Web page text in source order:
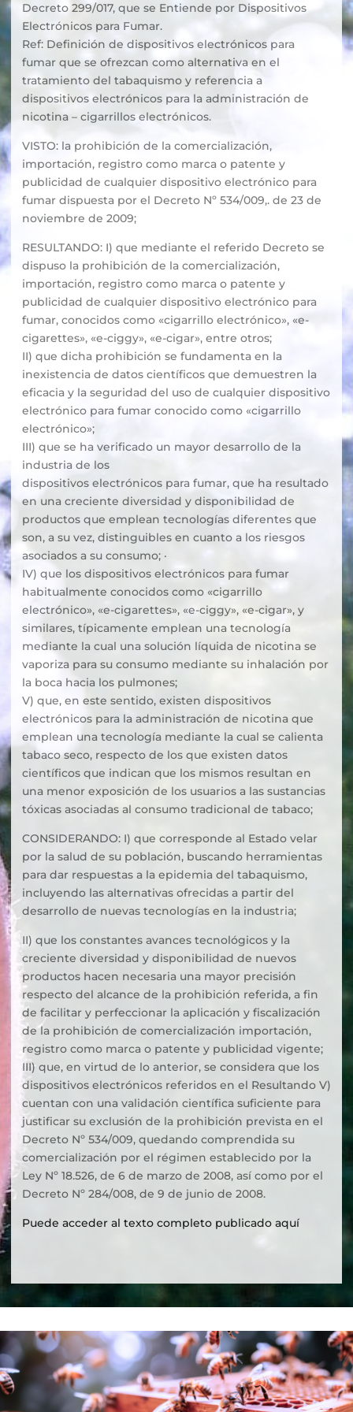
Decreto 299/017, que se Entiende por Dispositivos
Electrónicos para Fumar.
Ref: Definición de dispositivos electrónicos para
fumar que se ofrezcan como alternativa en el
tratamiento del tabaquismo y referencia a
dispositivos electrónicos para la administración de
nicotina – cigarrillos electrónicos.
VISTO: la prohibición de la comercialización,
importación, registro como marca o patente y
publicidad de cualquier dispositivo electrónico para
fumar dispuesta por el Decreto Nº 534/009,. de 23 de
noviembre de 2009;
RESULTANDO: I) que mediante el referido Decreto se
dispuso la prohibición de la comercialización,
importación, registro como marca o patente y
publicidad de cualquier dispositivo electrónico para
fumar, conocidos como «cigarrillo electrónico», «e­
cigarettes», «e-ciggy», «e-cigar», entre otros;
II) que dicha prohibición se fundamenta en la
inexistencia de datos científicos que demuestren la
eficacia y la seguridad del uso de cualquier dispositivo
electrónico para fumar conocido como «cigarrillo
electrónico»;
III) que se ha verificado un mayor desarrollo de la
industria de los
dispositivos electrónicos para fumar, que ha resultado
en una creciente diversidad y disponibilidad de
productos que emplean tecnologías diferentes que
son, a su vez, distinguibles en cuanto a los riesgos
asociados a su consumo; ·
IV) que los dispositivos electrónicos para fumar
habitualmente conocidos como «cigarrillo
electrónico», «e-cigarettes», «e-ciggy», «e-cigar», y
similares, típicamente emplean una tecnología
mediante la cual una solución líquida de nicotina se
vaporiza para su consumo mediante su inhalación por
la boca hacia los pulmones;
V) que, en este sentido, existen dispositivos
electrónicos para la administración de nicotina que
emplean una tecnología mediante la cual se calienta
tabaco seco, respecto de los que existen datos
científicos que indican que los mismos resultan en
una menor exposición de los usuarios a las sustancias
tóxicas asociadas al consumo tradicional de tabaco;
CONSIDERANDO: I) que corresponde al Estado velar
por la salud de su población, buscando herramientas
para dar respuestas a la epidemia del tabaquismo,
incluyendo las alternativas ofrecidas a partir del
desarrollo de nuevas tecnologías en la industria;
II) que los constantes avances tecnológicos y la
creciente diversidad y disponibilidad de nuevos
productos hacen necesaria una mayor precisión
respecto del alcance de la prohibición referida, a fin
de facilitar y perfeccionar la aplicación y fiscalización
de la prohibición de comercialización importación,
registro como marca o patente y publicidad vigente;
III) que, en virtud de lo anterior, se considera que los
dispositivos electrónicos referidos en el Resultando V)
cuentan con una validación científica suficiente para
justificar su exclusión de la prohibición prevista en el
Decreto Nº 534/009, quedando comprendida su
comercialización por el régimen establecido por la
Ley Nº 18.526, de 6 de marzo de 2008, así como por el
Decreto Nº 284/008, de 9 de junio de 2008.
Puede acceder al texto completo publicado aquí